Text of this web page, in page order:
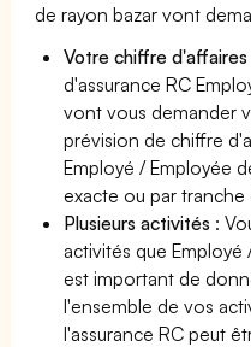
de rayon bazar vont
Votre chiffre d'affaires
d'assurance RC
vont vous demander
prévision de chiffre
Employé / Employée
exacte ou par
Plusieurs activités :
activités que Employé
est important de
l'ensemble de vos
l'assurance RC peut